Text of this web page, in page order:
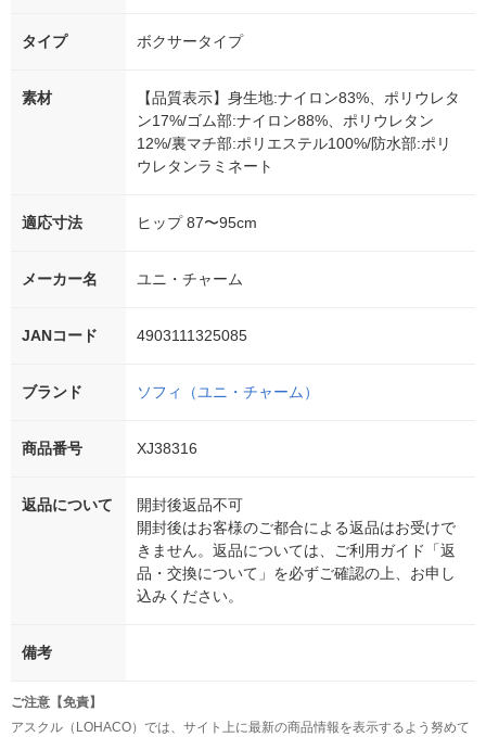
タイプ ボクサータイプ
素材
【品質表示】身生地:ナイロン83%、ポリウレタ
ン17%/ゴム部:ナイロン88%、ポリウレタン
12%/裏マチ部:ポリエステル100%/防水部:ポリ
ウレタンラミネート
適応寸法 ヒップ 87〜95cm
メーカー名 ユニ・チャーム
JANコード 4903111325085
ブランド ソフィ（ユニ・チャーム）
商品番号 XJ38316
返品について
開封後返品不可
開封後はお客様のご都合による返品はお受けで
きません。返品については、ご利用ガイド「返
品・交換について」を必ずご確認の上、お申し
込みください。
備考
ご注意【免責】
アスクル（LOHACO）では、サイト上に最新の商品情報を表示するよう努めて